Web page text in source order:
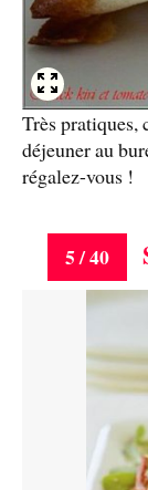
Très pratiques,
déjeuner au
régalez-vous !
5 / 40